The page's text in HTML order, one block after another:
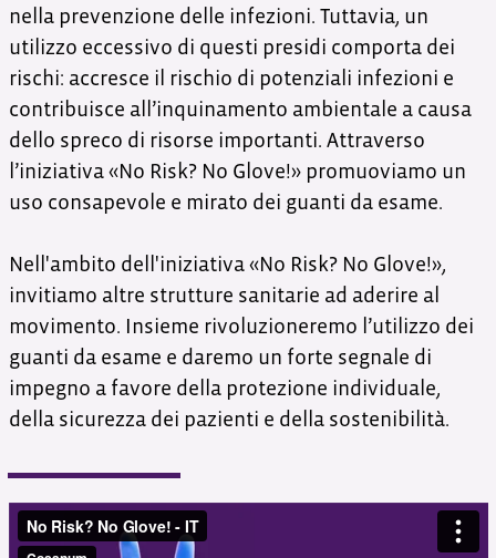
nella prevenzione delle infezioni. Tuttavia, un
utilizzo eccessivo di questi presidi comporta dei
rischi: accresce il rischio di potenziali infezioni e
contribuisce all’inquinamento ambientale a causa
dello spreco di risorse importanti. Attraverso
l’iniziativa «No Risk? No Glove!» promuoviamo un
uso consapevole e mirato dei guanti da esame.
Nell'ambito dell'iniziativa «No Risk? No Glove!»,
invitiamo altre strutture sanitarie ad aderire al
movimento. Insieme rivoluzioneremo l’utilizzo dei
guanti da esame e daremo un forte segnale di
impegno a favore della protezione individuale,
della sicurezza dei pazienti e della sostenibilità.